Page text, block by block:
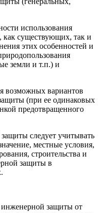
исполь­зования
как су­ществующих, так и
этих особенностей и
земли и т.п.) и
возможных вариантов
(при ее одинаковых
предотвращенного
следует учитывать
местные условия,
строительства и
защиты в
за­щиты от